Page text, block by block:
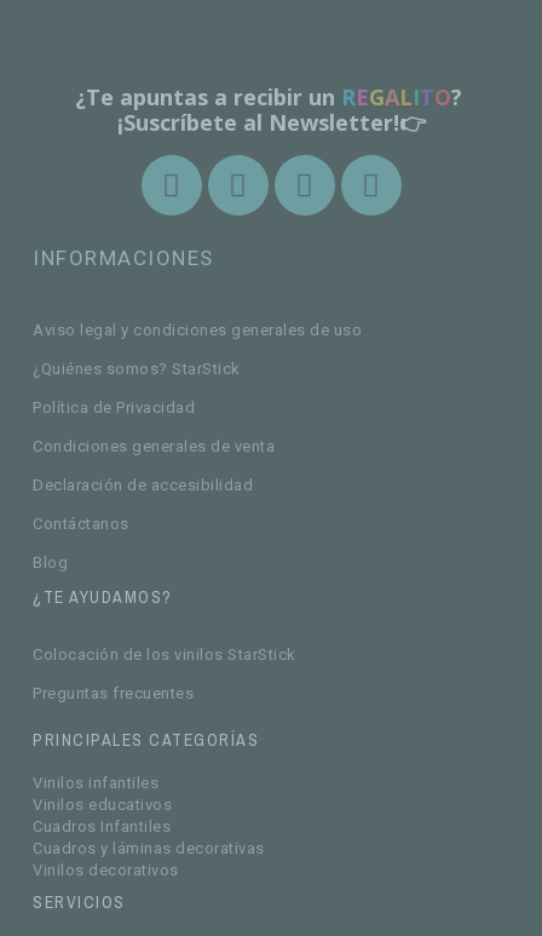
¿Te apuntas a recibir un REGALITO?
¡Suscríbete al Newsletter!👉
INFORMACIONES
Aviso legal y condiciones generales de uso
¿Quiénes somos? StarStick
Política de Privacidad
Condiciones generales de venta
Declaración de accesibilidad
Contáctanos
Blog
¿TE AYUDAMOS?
Colocación de los vinilos StarStick
Preguntas frecuentes
PRINCIPALES CATEGORÍAS
Vinilos infantiles
Vinilos educativos
Cuadros Infantiles
Cuadros y láminas decorativas
Vinilos decorativos
SERVICIOS